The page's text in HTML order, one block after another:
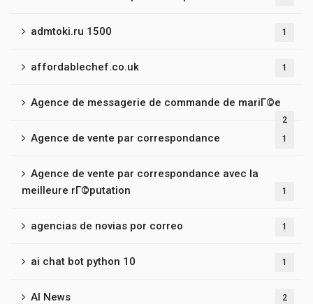
admtoki.ru 1500 1
affordablechef.co.uk 1
Agence de messagerie de commande de mariГ©e
2
Agence de vente par correspondance 1
Agence de vente par correspondance avec la
meilleure rГ©putation
1
agencias de novias por correo 1
ai chat bot python 10 1
AI News 2